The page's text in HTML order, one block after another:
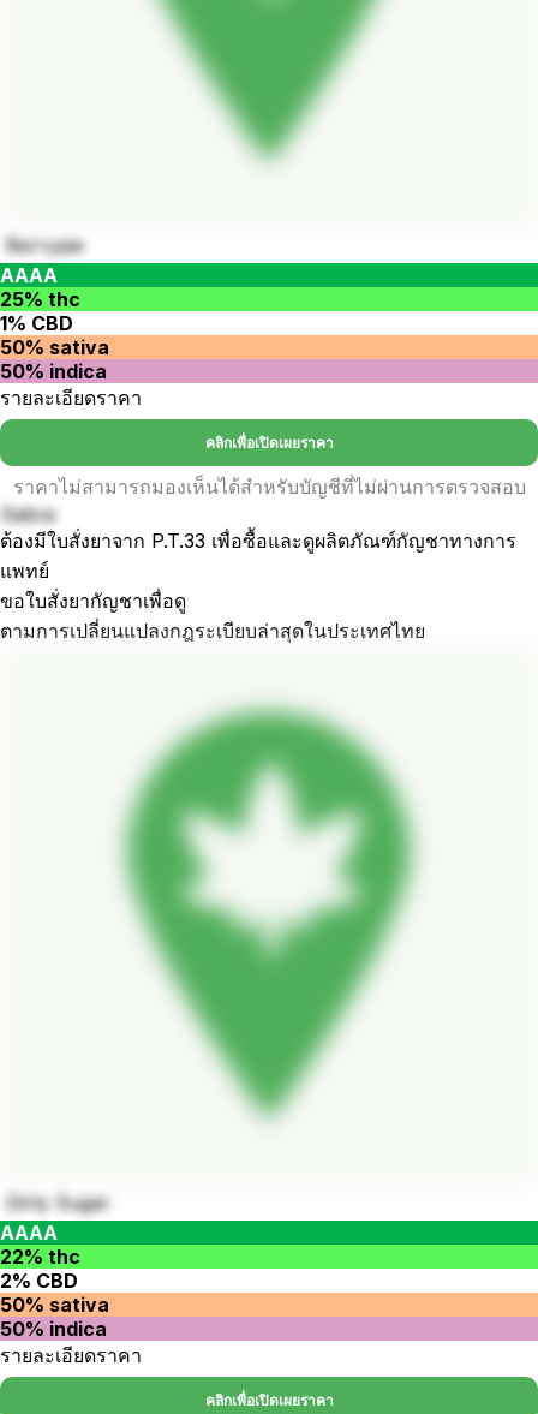
Berrypie
AAAA
25% thc
1% CBD
50% sativa
50% indica
รายละเอียดราคา
คลิกเพื่อเปิดเผยราคา
ราคาไม่สามารถมองเห็นได้สำหรับบัญชีที่ไม่ผ่านการตรวจสอบ
Sativa
ต้องมีใบสั่งยาจาก P.T.33 เพื่อซื้อและดูผลิตภัณฑ์กัญชาทางการ
แพทย์
ขอใบสั่งยากัญชาเพื่อดู
ตามการเปลี่ยนแปลงกฎระเบียบล่าสุดในประเทศไทย
Dirty Sugar
AAAA
22% thc
2% CBD
50% sativa
50% indica
รายละเอียดราคา
คลิกเพื่อเปิดเผยราคา